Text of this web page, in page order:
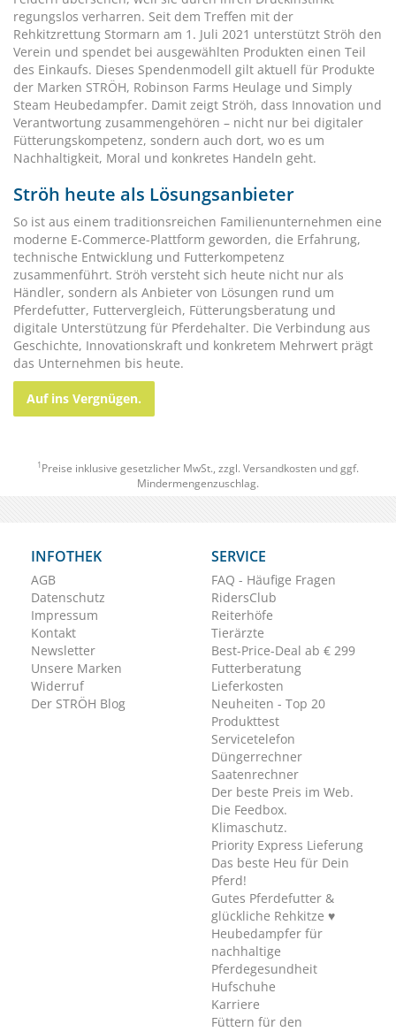
regungslos verharren. Seit dem Treffen mit der
Rehkitzrettung Stormarn am 1. Juli 2021 unterstützt Ströh den
Verein und spendet bei ausgewählten Produkten einen Teil
des Einkaufs. Dieses Spendenmodell gilt aktuell für Produkte
der Marken STRÖH, Robinson Farms Heulage und Simply
Steam Heubedampfer. Damit zeigt Ströh, dass Innovation und
Verantwortung zusammengehören – nicht nur bei digitaler
Fütterungskompetenz, sondern auch dort, wo es um
Nachhaltigkeit, Moral und konkretes Handeln geht.
Ströh heute als Lösungsanbieter
So ist aus einem traditionsreichen Familienunternehmen eine
moderne E-Commerce-Plattform geworden, die Erfahrung,
technische Entwicklung und Futterkompetenz
zusammenführt. Ströh versteht sich heute nicht nur als
Händler, sondern als Anbieter von Lösungen rund um
Pferdefutter, Futtervergleich, Fütterungsberatung und
digitale Unterstützung für Pferdehalter. Die Verbindung aus
Geschichte, Innovationskraft und konkretem Mehrwert prägt
das Unternehmen bis heute.
Auf ins Vergnügen.
1 Preise inklusive gesetzlicher MwSt., zzgl. Versandkosten und ggf.
Mindermengenzuschlag.
INFOTHEK
AGB
Datenschutz
Impressum
Kontakt
Newsletter
Unsere Marken
Widerruf
Der STRÖH Blog
SERVICE
FAQ - Häufige Fragen
RidersClub
Reiterhöfe
Tierärzte
Best-Price-Deal ab € 299
Futterberatung
Lieferkosten
Neuheiten - Top 20
Produkttest
Servicetelefon
Düngerrechner
Saatenrechner
Der beste Preis im Web.
Die Feedbox.
Klimaschutz.
Priority Express Lieferung
Das beste Heu für Dein
Pferd!
Gutes Pferdefutter &
glückliche Rehkitze ♥
Heubedampfer für
nachhaltige
Pferdegesundheit
Hufschuhe
Karriere
Füttern für den